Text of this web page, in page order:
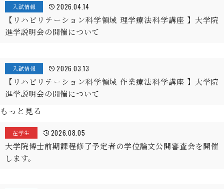
入試情報 2026.04.14
【リハビリテーション科学領域 理学療法科学講座 】大学院
進学説明会の開催について
入試情報 2026.03.13
【リハビリテーション科学領域 作業療法科学講座 】大学院
進学説明会の開催について
もっと見る
在学生 2026.08.05
大学院博士前期課程修了予定者の学位論文公開審査会を開催
します。